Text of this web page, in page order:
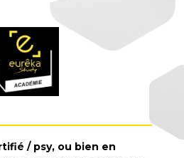
/ psy, ou bien en